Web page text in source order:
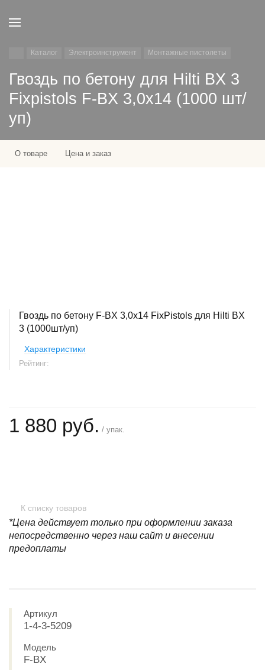
Каталог Электроинструмент Монтажные пистолеты
Гвоздь по бетону для Hilti BX 3
Fixpistols F-BX 3,0x14 (1000 шт/
уп)
О товаре Цена и заказ
Гвоздь по бетону F-BX 3,0x14 FixPistols для Hilti BX
3 (1000шт/уп)
Характеристики
Рейтинг:
1 880 руб. / упак.
К списку товаров
*Цена действует только при оформлении заказа
непосредственно через наш сайт и внесении
предоплаты
Артикул
1-4-3-5209
Модель
F-BX